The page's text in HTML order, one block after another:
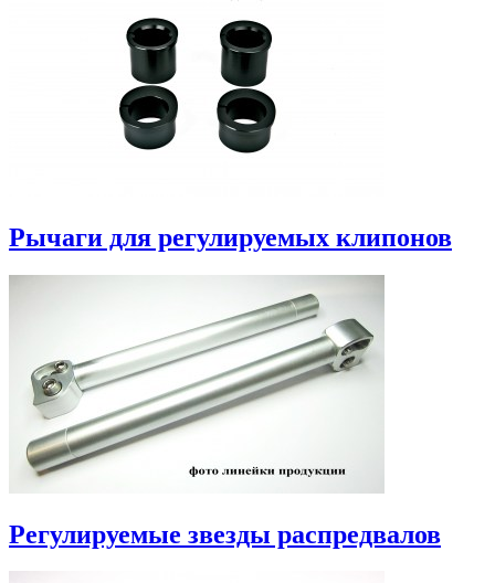
Рычаги для регулируемых клипонов
Регулируемые звезды распредвалов